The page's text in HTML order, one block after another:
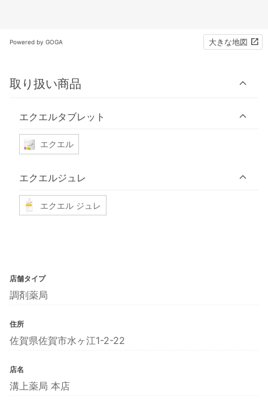
Powered by GOGA 大きな地図
取り扱い商品
エクエルタブレット
エクエル
エクエルジュレ
エクエル ジュレ
店舗タイプ
調剤薬局
住所
佐賀県佐賀市水ヶ江1-2-22
店名
溝上薬局 本店